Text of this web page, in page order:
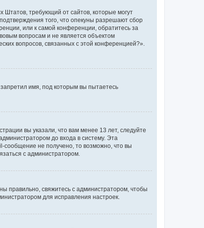
Штатов, требующий от сайтов, которые могут
того, что опекуны разрешают сбор
или к самой конференции, обратитесь за
вопросам и не является объектом
вопросов, связанных с этой конференцией?».
имя, под которым вы пытаетесь
вы указали, что вам менее 13 лет, следуйте
до входа в систему. Эта
не получено, то возможно, что вы
с администратором.
правильно, свяжитесь с администратором, чтобы
для исправления настроек.